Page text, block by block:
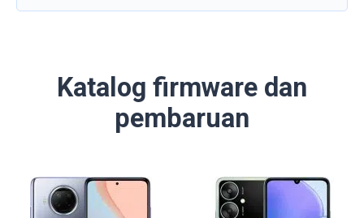
Katalog firmware dan
pembaruan